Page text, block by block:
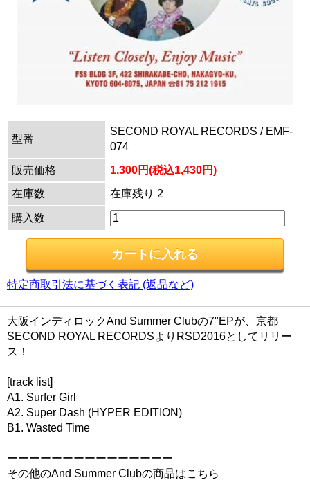
型番
SECOND ROYAL RECORDS / EMF-
074
販売価格
1,300円(税込1,430円)
在庫数
在庫残り 2
購入数
特定商取引法に基づく表記 (返品など)
大阪インディロックAnd Summer Clubの7"EPが、京都
SECOND ROYAL RECORDSよりRSD2016としてリリー
ス！
[track list]
A1. Surfer Girl
A2. Super Dash (HYPER EDITION)
B1. Wasted Time
ーーーーーーーーーーーーーーー
その他のAnd Summer Clubの商品はこちら